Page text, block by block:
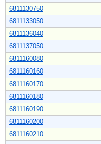
6811130750
6811133050
6811136040
6811137050
6811160080
6811160160
6811160170
6811160180
6811160190
6811160200
6811160210